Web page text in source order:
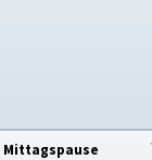
Mittagspause